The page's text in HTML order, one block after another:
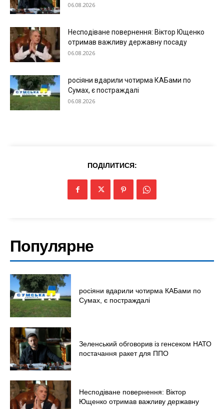
Світ
Війна
06.08.2026
Несподіване повернення: Віктор Ющенко
отримав важливу державну посаду
06.08.2026
росіяни вдарили чотирма КАБами по
Сумах, є постраждалі
06.08.2026
ПОДІЛИТИСЯ:
Популярне
росіяни вдарили чотирма КАБами по
Сумах, є постраждалі
Зеленський обговорив із генсеком НАТО
постачання ракет для ППО
Несподіване повернення: Віктор
Ющенко отримав важливу державну